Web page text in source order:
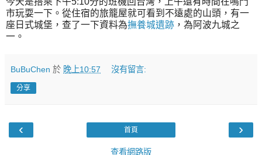
市玩耍一下。從住宿的旅籠屋就可看到不遠處的山頭，有一
座日式城堡，查了一下資料為撫養城遺跡 ，為阿波九城之
一。
BuBuChen 於 晚上10:57 沒有留言:
分享
‹ ›
首頁
查看網路版